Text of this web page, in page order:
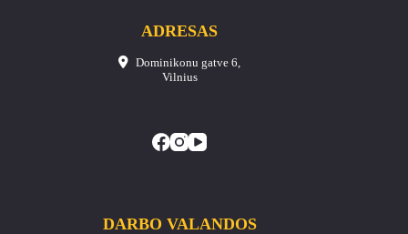
ADRESAS
Dominikonu gatve 6,
Vilnius
DARBO VALANDOS